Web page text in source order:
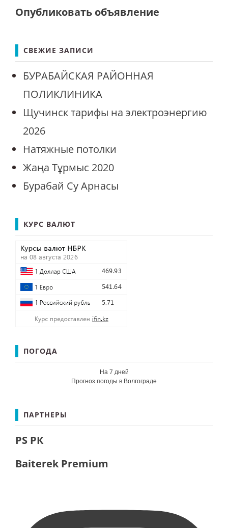
Опубликовать объявление
СВЕЖИЕ ЗАПИСИ
БУРАБАЙСКАЯ РАЙОННАЯ
ПОЛИКЛИНИКА
Щучинск тарифы на электроэнергию
2026
Натяжные потолки
Жаңа Тұрмыс 2020
Бурабай Су Арнасы
КУРС ВАЛЮТ
ПОГОДА
На 7 дней
Прогноз погоды в Волгограде
ПАРТНЕРЫ
PS РК
Baiterek Premium